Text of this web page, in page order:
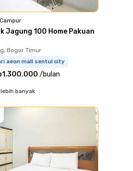
Campur
Jagung 100 Home Pakuan
Bogor Timur
aeon mall sentul city
/bulan
banyak